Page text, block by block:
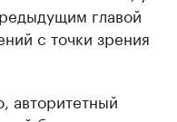
главой
с точки зрения
авторитетный